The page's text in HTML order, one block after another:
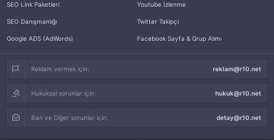
SEO Link Paketleri
SEO Danışmanlığı
Google ADS (AdWords)
Youtube İzlenme
Twitter Takipçi
Facebook Sayfa & Grup Alımı
Reklam vermek için: reklam@r10.net
Hukuksal sorunlar için: hukuk@r10.net
Ban ve Diğer sorunlar için: detay@r10.net